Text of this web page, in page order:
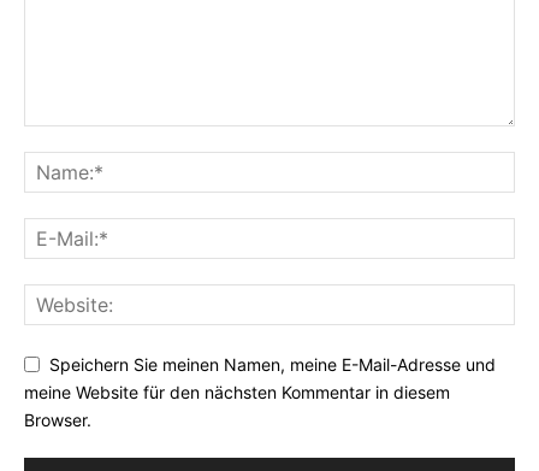
Speichern Sie meinen Namen, meine E-Mail-Adresse und
meine Website für den nächsten Kommentar in diesem
Browser.